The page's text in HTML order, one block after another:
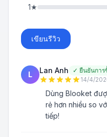
1★
เขียนรีวิว
L Lan Anh ✓ ยืนยันการ
14/4/
Dùng Blooket
rẻ hơn nhiều so
tiếp!